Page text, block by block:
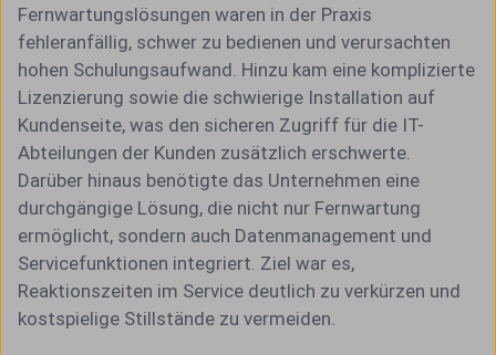
Fernwartungslösungen waren in der Praxis
fehleranfällig, schwer zu bedienen und verursachten
hohen Schulungsaufwand. Hinzu kam eine komplizierte
Lizenzierung sowie die schwierige Installation auf
Kundenseite, was den sicheren Zugriff für die IT-
Abteilungen der Kunden zusätzlich erschwerte.
Darüber hinaus benötigte das Unternehmen eine
durchgängige Lösung, die nicht nur Fernwartung
ermöglicht, sondern auch Datenmanagement und
Servicefunktionen integriert. Ziel war es,
Reaktionszeiten im Service deutlich zu verkürzen und
kostspielige Stillstände zu vermeiden.